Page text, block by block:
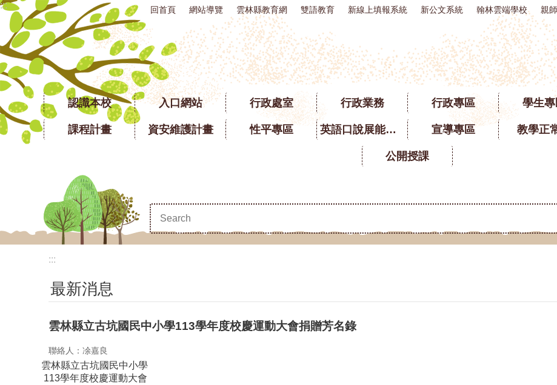
跳到主要內容區塊
::: 回首頁 網站導覽 雲林縣教育網 雙語教育 新線上填報系統 新公文系統 翰林雲端學校 親
認識本校 入口網站 行政處室 行政業務 行政專區 學生
課程計畫 資安維護計畫 性平專區 英語口說展能專區 宣導專區 教學正
公開授課
:::
最新消息
雲林縣立古坑國民中小學113學年度校慶運動大會捐贈芳名錄
聯絡人：凃嘉良
雲林縣立古坑國民中小學
113學年度校慶運動大會